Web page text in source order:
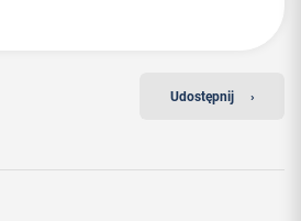
Udostępnij ›